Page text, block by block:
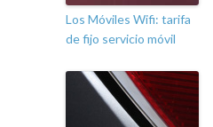
Los Móviles Wifi: tarifa
de fijo servicio móvil